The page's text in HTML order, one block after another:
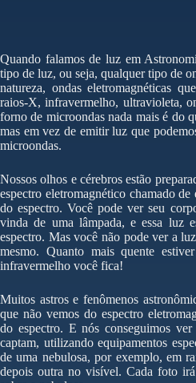
Quando falamos de luz em
tipo de luz, ou seja, qualquer tipo de
natureza, ondas eletromagnéticas
raios-X, infravermelho, ultravioleta,
forno de microondas nada mais é do
mas em vez de emitir luz que
microondas.
Nossos olhos e cérebros estão
espectro eletromagnético chamado
do espectro. Você pode ver seu
vinda de uma lâmpada, e essa luz
espectro. Mas você não pode ver a
mesmo. Quanto mais quente
infravermelho você fica!
Muitos astros e fenômenos
que não vemos do espectro
do espectro. E nós conseguimos
captam, utilizando equipamentos
de uma nebulosa, por exemplo, em
depois outra no visível. Cada foto